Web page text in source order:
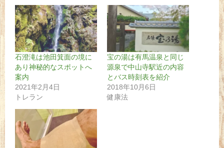
石澄滝は池田箕面の境に
あり神秘的なスポットへ
案内
2021年2月4日
トレラン
宝の湯は有馬温泉と同じ
源泉で中山寺駅近の内容
とバス時刻表を紹介
2018年10月6日
健康法